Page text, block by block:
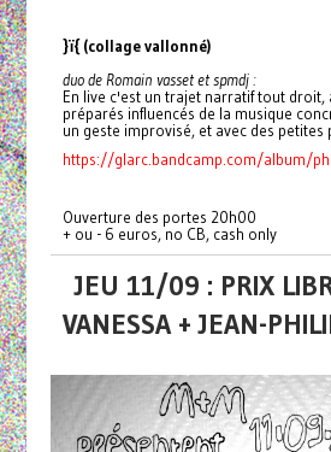
}ï{ (collage vallonné)
duo de Romain vasset et spmdj :
En live c'est un trajet narratif tout droit,
préparés influencés de la musique
un geste improvisé, et avec des petites
https://glarc.bandcamp.com/album/
Ouverture des portes 20h00
+ ou - 6 euros, no CB, cash only
JEU 11/09 : PRIX
VANESSA + JEAN-